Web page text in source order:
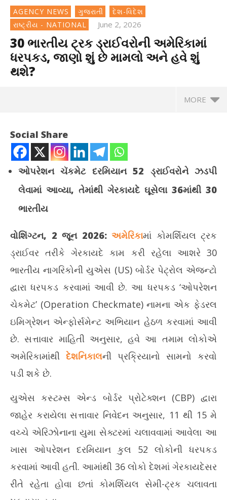
AGENCY NEWS ગુજરાતી
દેશ-વિદેશ
રાષ્ટ્રીય - NATIONAL
June 2, 2026
30 ભારતીય ટ્રક ડ્રાઈવરોની અમેરિકામાં
ધરપકડ, જાણો શું છે મામલો અને હવે શું
થશે?
MORE
NOW VIEWING
30 ભારતીય ટ્રક ડ્રાઈવરોની અમેરિકામાં ધરપકડ, જાણો શું છે મામલો
અને હવે શું થશે?
2,
2026
Social Share
ઓપરેશન ચૅકમેટ દરમિયાન 52 ડ્રાઈવરોને ઝડપી
લેવામાં આવ્યા, તેમાંથી ગેરકાયદે ઘૂસેલા 36માંથી 30
ભારતીય
વોશિંગ્ટન, 2 જૂન 2026: અમેરિકામાં કોમર્શિયલ ટ્રક
ડ્રાઈવર તરીકે ગેરકાયદે કામ કરી રહેલા આશરે 30
ભારતીય નાગરિકોની યુએસ (US) બોર્ડર પેટ્રોલ એજન્ટો
દ્વારા ધરપકડ કરવામાં આવી છે. આ ધરપકડ ‘ઓપરેશન
ચેકમેટ’ (Operation Checkmate) નામના એક ફેડરલ
ઇમિગ્રેશન એન્ફોર્સમેન્ટ અભિયાન હેઠળ કરવામાં આવી
છે. સત્તાવાર માહિતી અનુસાર, હવે આ તમામ લોકોએ
અમેરિકામાંથી દેશનિકાલની પ્રક્રિયાનો સામનો કરવો
પડી શકે છે.
યુએસ કસ્ટમ્સ એન્ડ બોર્ડર પ્રોટેક્શન (CBP) દ્વારા
જાહેર કરાયેલા સત્તાવાર નિવેદન અનુસાર, 11 થી 15 મે
વચ્ચે એરિઝોનાના યુમા સેક્ટરમાં ચલાવવામાં આવેલા આ
ખાસ ઓપરેશન દરમિયાન કુલ 52 લોકોની ધરપકડ
કરવામાં આવી હતી. આમાંથી 36 લોકો દેશમાં ગેરકાયદેસર
રીતે રહેતા હોવા છતાં કોમર્શિયલ સેમી-ટ્રક ચલાવતા